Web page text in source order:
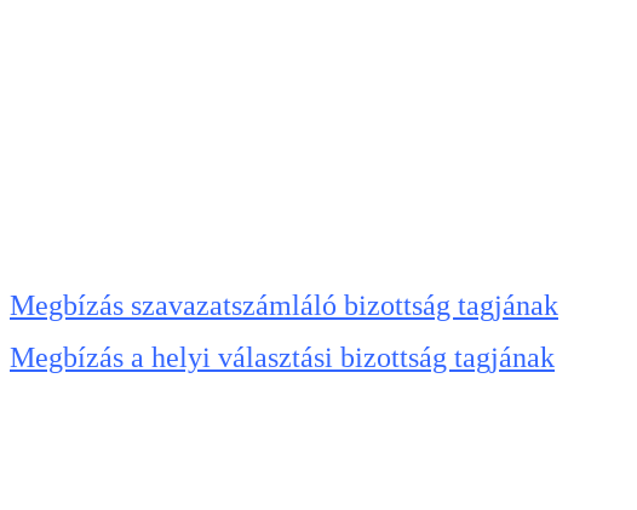
Megbízás szavazatszámláló bizottság tagjának
Megbízás a helyi választási bizottság tagjának